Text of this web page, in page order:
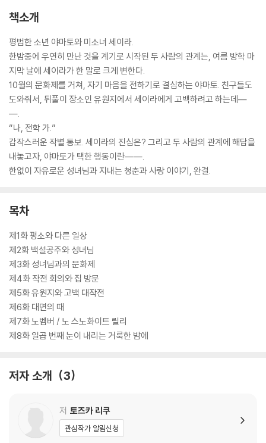
책소개
평범한 소년 야마토와 미소녀 세이라.
한밤중에 우연히 만난 것을 계기로 시작된 두 사람의 관계는, 여름 방학 마
지막 날에 세이라가 한 말로 크게 변한다.
10월의 문화제를 거쳐, 자기 마음을 전하기로 결심하는 야마토. 친구들도
도와줘서, 뒤풀이 장소인 유원지에서 세이라에게 고백하려고 하는데―
―.
“나, 전학 가.”
갑작스러운 작별 통보. 세이라의 진심은? 그리고 두 사람의 관계에 해답을
내놓고자, 야마토가 택한 행동이란――.
한없이 자유로운 성녀님과 지내는 청춘과 사랑 이야기, 완결.
목차
제1화 평소와 다른 일상
제2화 백설공주와 성녀님
제3화 성녀님과의 문화제
제4화 작전 회의와 집 방문
제5화 유원지와 고백 대작전
제6화 대면의 때
제7화 노벰버 / 노 스노화이트 릴리
제8화 일곱 번째 눈이 내리는 거룩한 밤에
저자 소개 3
저 토즈카 리쿠
관심작가 알림신청